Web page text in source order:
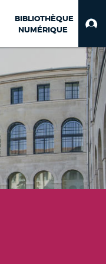
BIBLIOTHÈQUE
NUMÉRIQUE